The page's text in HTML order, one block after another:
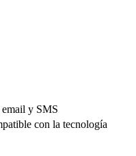
y SMS
con la tecnología